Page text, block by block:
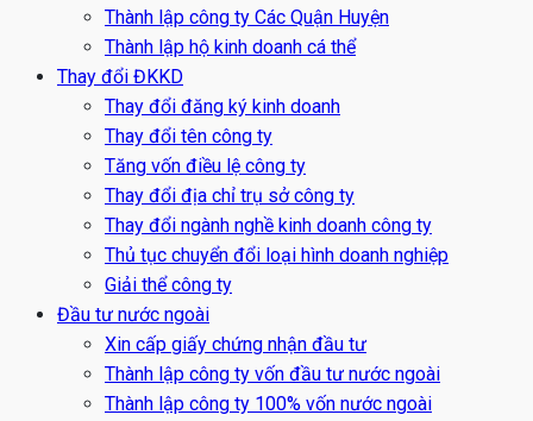
Thành lập công ty Các Quận Huyện
Thành lập hộ kinh doanh cá thể
Thay đổi ĐKKD
Thay đổi đăng ký kinh doanh
Thay đổi tên công ty
Tăng vốn điều lệ công ty
Thay đổi địa chỉ trụ sở công ty
Thay đổi ngành nghề kinh doanh công ty
Thủ tục chuyển đổi loại hình doanh nghiệp
Giải thể công ty
Đầu tư nước ngoài
Xin cấp giấy chứng nhận đầu tư
Thành lập công ty vốn đầu tư nước ngoài
Thành lập công ty 100% vốn nước ngoài